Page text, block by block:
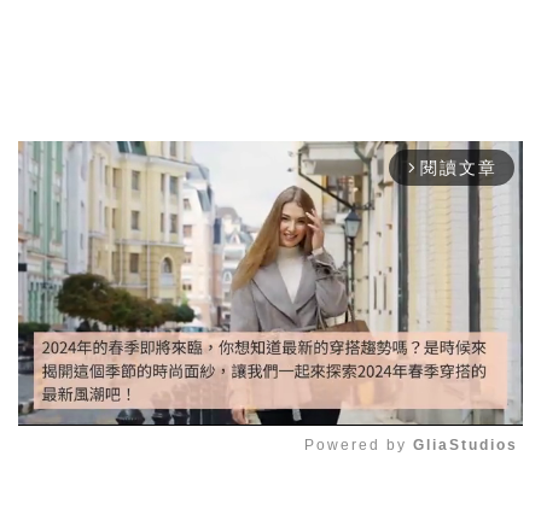
arrow_forward_ios 閱讀文章
Powered by GliaStudios